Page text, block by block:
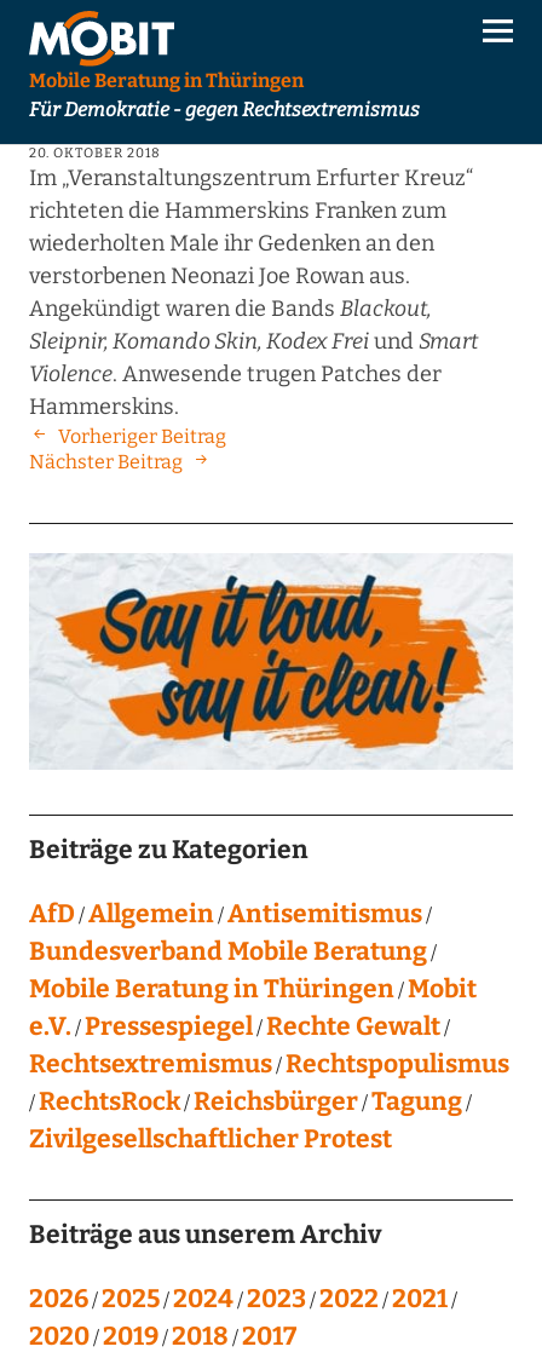
Mobile Beratung in Thüringen
Für Demokratie - gegen Rechtsextremismus
20. OKTOBER 2018
Im „Veranstaltungszentrum Erfurter Kreuz“
richteten die Hammerskins Franken zum
wiederholten Male ihr Gedenken an den
verstorbenen Neonazi Joe Rowan aus.
Angekündigt waren die Bands Blackout,
Sleipnir, Komando Skin, Kodex FreiundSmart
Violence. Anwesende trugen Patches der
Hammerskins.
Vorheriger Beitrag
Nächster Beitrag
Beiträge zu Kategorien
AfD Allgemein Antisemitismus
Bundesverband Mobile Beratung
Mobile Beratung in Thüringen Mobit
e.V. Pressespiegel Rechte Gewalt
Rechtsextremismus Rechtspopulismus
RechtsRock Reichsbürger Tagung
Zivilgesellschaftlicher Protest
Beiträge aus unserem Archiv
2026 2025 2024 2023 2022 2021
2020 2019 2018 2017